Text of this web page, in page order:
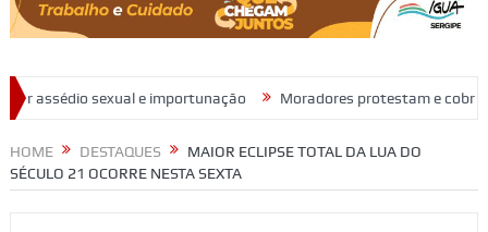
Moradores protestam e cobram regularização de
HOME DESTAQUES
MAIOR ECLIPSE TOTAL DA LUA DO
SÉCULO 21 OCORRE NESTA SEXTA